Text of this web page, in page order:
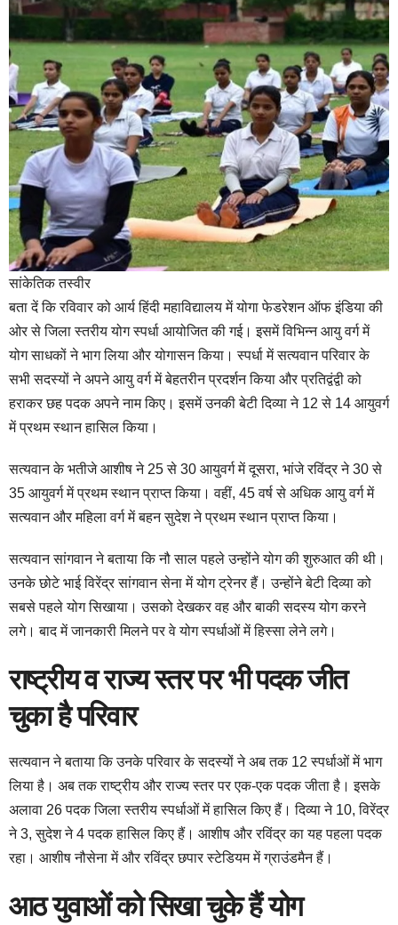
सांकेतिक तस्वीर
बता दें कि रविवार को आर्य हिंदी महाविद्यालय में योगा फेडरेशन ऑफ इंडिया की
ओर से जिला स्तरीय योग स्पर्धा आयोजित की गई। इसमें विभिन्न आयु वर्ग में
योग साधकों ने भाग लिया और योगासन किया। स्पर्धा में सत्यवान परिवार के
सभी सदस्यों ने अपने आयु वर्ग में बेहतरीन प्रदर्शन किया और प्रतिद्वंद्वी को
हराकर छह पदक अपने नाम किए। इसमें उनकी बेटी दिव्या ने 12 से 14 आयुवर्ग
में प्रथम स्थान हासिल किया।
सत्यवान के भतीजे आशीष ने 25 से 30 आयुवर्ग में दूसरा, भांजे रविंद्र ने 30 से
35 आयुवर्ग में प्रथम स्थान प्राप्त किया। वहीं, 45 वर्ष से अधिक आयु वर्ग में
सत्यवान और महिला वर्ग में बहन सुदेश ने प्रथम स्थान प्राप्त किया।
सत्यवान सांगवान ने बताया कि नौ साल पहले उन्होंने योग की शुरुआत की थी।
उनके छोटे भाई विरेंद्र सांगवान सेना में योग ट्रेनर हैं। उन्होंने बेटी दिव्या को
सबसे पहले योग सिखाया। उसको देखकर वह और बाकी सदस्य योग करने
लगे। बाद में जानकारी मिलने पर वे योग स्पर्धाओं में हिस्सा लेने लगे।
राष्ट्रीय व राज्य स्तर पर भी पदक जीत
चुका है परिवार
सत्यवान ने बताया कि उनके परिवार के सदस्यों ने अब तक 12 स्पर्धाओं में भाग
लिया है। अब तक राष्ट्रीय और राज्य स्तर पर एक-एक पदक जीता है। इसके
अलावा 26 पदक जिला स्तरीय स्पर्धाओं में हासिल किए हैं। दिव्या ने 10, विरेंद्र
ने 3, सुदेश ने 4 पदक हासिल किए हैं। आशीष और रविंद्र का यह पहला पदक
रहा। आशीष नौसेना में और रविंद्र छपार स्टेडियम में ग्राउंडमैन हैं।
आठ युवाओं को सिखा चुके हैं योग